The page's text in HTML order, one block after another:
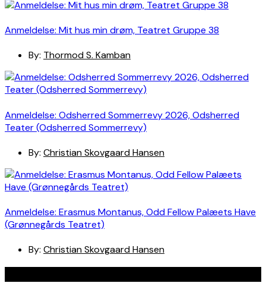
Anmeldelse: Mit hus min drøm, Teatret Gruppe 38
By: Thormod S. Kamban
Anmeldelse: Odsherred Sommerrevy 2026, Odsherred
Teater (Odsherred Sommerrevy)
By: Christian Skovgaard Hansen
Anmeldelse: Erasmus Montanus, Odd Fellow Palæets Have
(Grønnegårds Teatret)
By: Christian Skovgaard Hansen